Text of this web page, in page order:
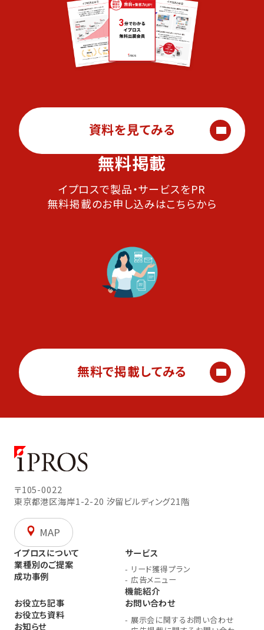
資料を見てみる
無料掲載
イプロスで製品・サービスをPR
無料掲載のお申し込みはこちらから
無料で掲載してみる
〒105-0022
東京都港区海岸1-2-20 汐留ビルディング21階
MAP
イプロスについて
業種別のご提案
成功事例
サービス
- リード獲得プラン
- 広告メニュー
機能紹介
お役立ち記事
お役立ち資料
お知らせ
お問い合わせ
- 展示会に関するお問い合わせ